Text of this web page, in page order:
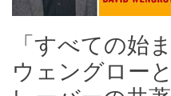
「すべての始
ウェングロー